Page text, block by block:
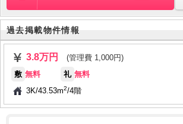
過去掲載物件情報
3.8万円
(管理費 1,000円)
敷 無料 礼 無料
3K/43.53m2/4階